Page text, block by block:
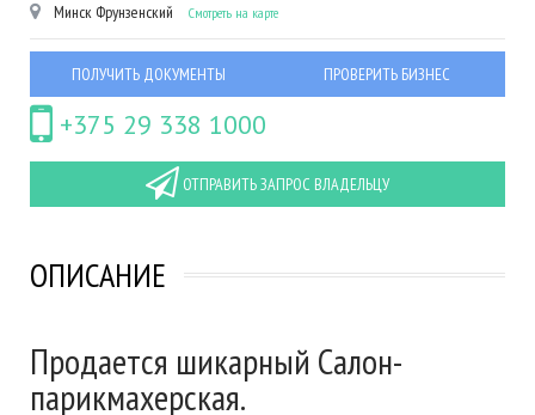
Минск Фрунзенский Смотреть на карте
ПОЛУЧИТЬ ДОКУМЕНТЫ ПРОВЕРИТЬ БИЗНЕС
+375 29 338 1000
ОТПРАВИТЬ ЗАПРОС ВЛАДЕЛЬЦУ
ОПИСАНИЕ
Продается шикарный Салон-
парикмахерская.